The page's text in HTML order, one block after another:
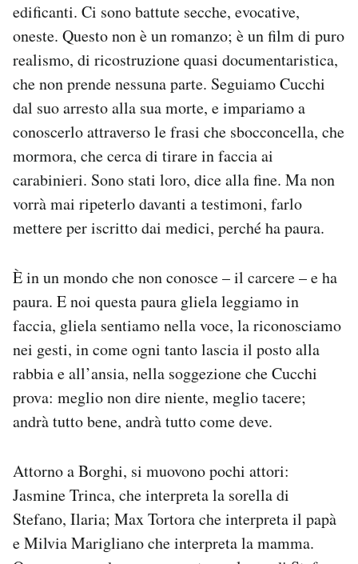
edificanti. Ci sono battute secche, evocative,
oneste. Questo non è un romanzo; è un film di puro
realismo, di ricostruzione quasi documentaristica,
che non prende nessuna parte. Seguiamo Cucchi
dal suo arresto alla sua morte, e impariamo a
conoscerlo attraverso le frasi che sbocconcella, che
mormora, che cerca di tirare in faccia ai
carabinieri. Sono stati loro, dice alla fine. Ma non
vorrà mai ripeterlo davanti a testimoni, farlo
mettere per iscritto dai medici, perché ha paura.
È in un mondo che non conosce – il carcere – e ha
paura. E noi questa paura gliela leggiamo in
faccia, gliela sentiamo nella voce, la riconosciamo
nei gesti, in come ogni tanto lascia il posto alla
rabbia e all’ansia, nella soggezione che Cucchi
prova: meglio non dire niente, meglio tacere;
andrà tutto bene, andrà tutto come deve.
Attorno a Borghi, si muovono pochi attori:
Jasmine Trinca, che interpreta la sorella di
Stefano, Ilaria; Max Tortora che interpreta il papà
e Milvia Marigliano che interpreta la mamma.